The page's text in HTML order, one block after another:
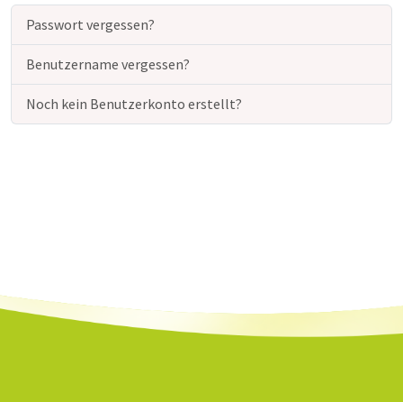
Passwort vergessen?
Benutzername vergessen?
Noch kein Benutzerkonto erstellt?